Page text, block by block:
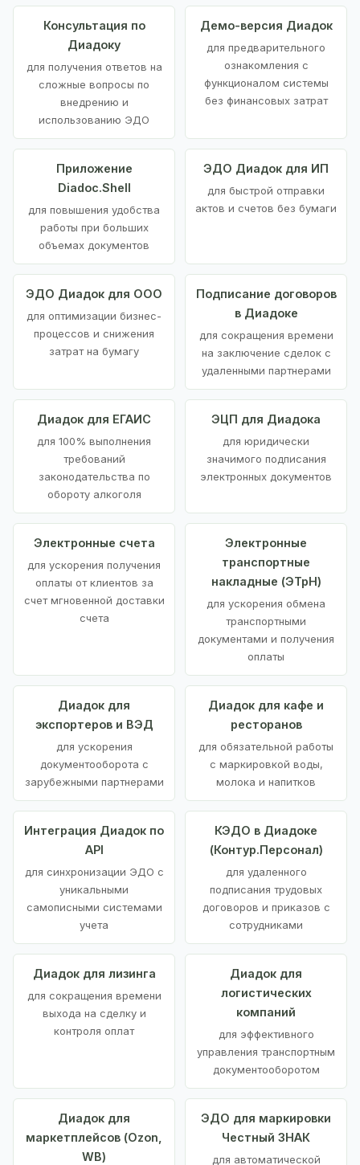
Консультация по
Диадоку
для получения ответов на
сложные вопросы по
внедрению и
использованию ЭДО
Демо-версия Диадок
для предварительного
ознакомления с
функционалом системы
без финансовых затрат
Приложение
Diadoc.Shell
для повышения удобства
работы при больших
объемах документов
ЭДО Диадок для ИП
для быстрой отправки
актов и счетов без бумаги
ЭДО Диадок для ООО
для оптимизации бизнес-
процессов и снижения
затрат на бумагу
Подписание договоров
в Диадоке
для сокращения времени
на заключение сделок с
удаленными партнерами
Диадок для ЕГАИС
для 100% выполнения
требований
законодательства по
обороту алкоголя
ЭЦП для Диадока
для юридически
значимого подписания
электронных документов
Электронные счета
для ускорения получения
оплаты от клиентов за
счет мгновенной доставки
счета
Электронные
транспортные
накладные (ЭТрН)
для ускорения обмена
транспортными
документами и получения
оплаты
Диадок для
экспортеров и ВЭД
для ускорения
документооборота с
зарубежными партнерами
Диадок для кафе и
ресторанов
для обязательной работы
с маркировкой воды,
молока и напитков
Интеграция Диадок по
API
для синхронизации ЭДО с
уникальными
самописными системами
учета
КЭДО в Диадоке
(Контур.Персонал)
для удаленного
подписания трудовых
договоров и приказов с
сотрудниками
Диадок для лизинга
для сокращения времени
выхода на сделку и
контроля оплат
Диадок для
логистических
компаний
для эффективного
управления транспортным
документооборотом
Диадок для
маркетплейсов (Ozon,
WB)
ЭДО для маркировки
Честный ЗНАК
для автоматической